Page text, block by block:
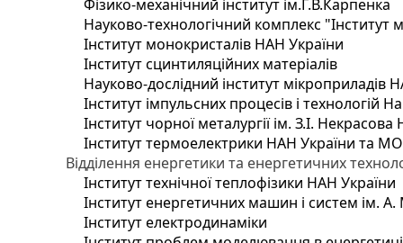
Фізико-механічний інститут ім.Г.В.Карпенка
Науково-технологічний комплекс "Інститут
Інститут монокристалів НАН України
Інститут сцинтиляційних матеріалів
Науково-дослідний інститут мікроприладів
Інститут імпульсних процесів і технологій
Інститут чорної металургії ім. З.І.
Інститут термоелектрики НАН України та
Відділення енергетики та енергетичних
Інститут технічної теплофізики НАН України
Інститут енергетичних машин і систем ім.
Інститут електродинаміки